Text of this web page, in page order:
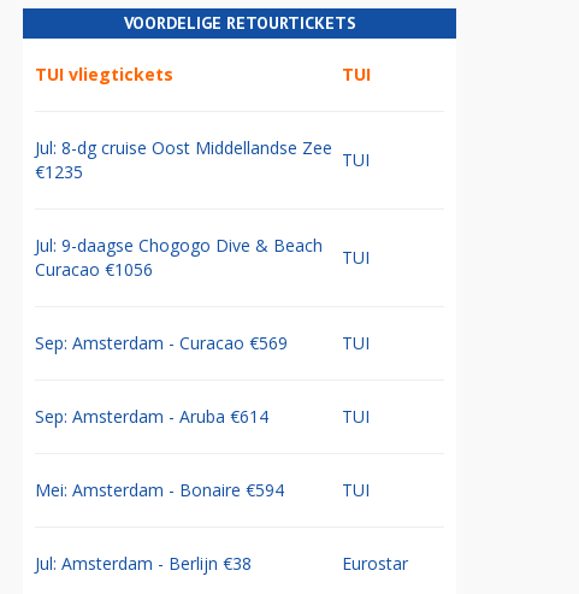
VOORDELIGE RETOURTICKETS
TUI vliegtickets TUI
Jul: 8-dg cruise Oost Middellandse Zee
€1235
TUI
Jul: 9-daagse Chogogo Dive & Beach
Curacao €1056
TUI
Sep: Amsterdam - Curacao €569 TUI
Sep: Amsterdam - Aruba €614 TUI
Mei: Amsterdam - Bonaire €594 TUI
Jul: Amsterdam - Berlijn €38 Eurostar